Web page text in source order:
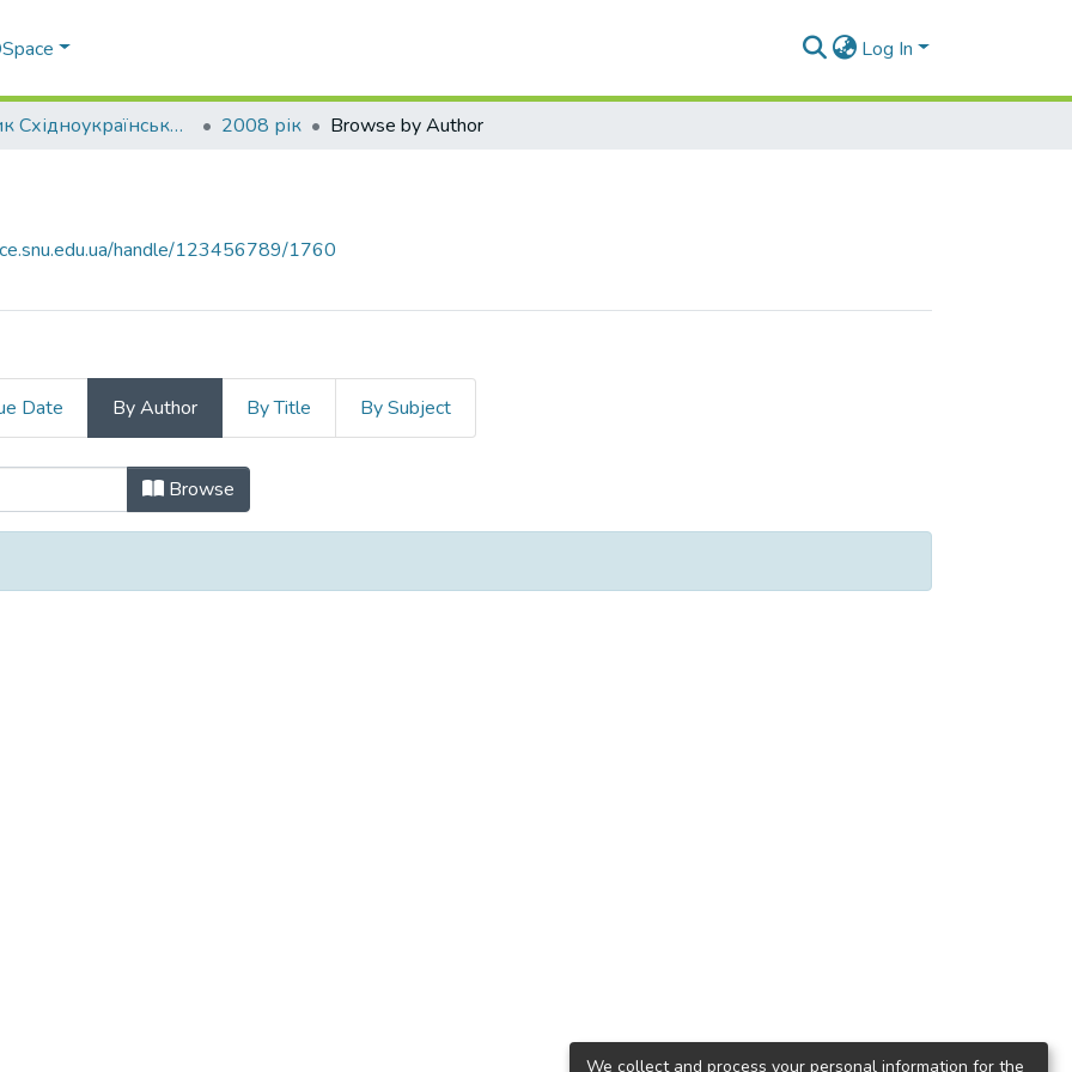
Log In
Вісник Східноукраїнського національного університету імені В. Даля 2008 рік Browse by Author
handle/123456789/1760
Date By Author By Title By Subject
Browse
We collect and process your personal information for the